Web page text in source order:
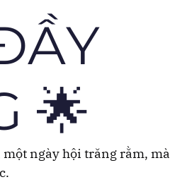
🌟
ngày hội trăng rằm, mà